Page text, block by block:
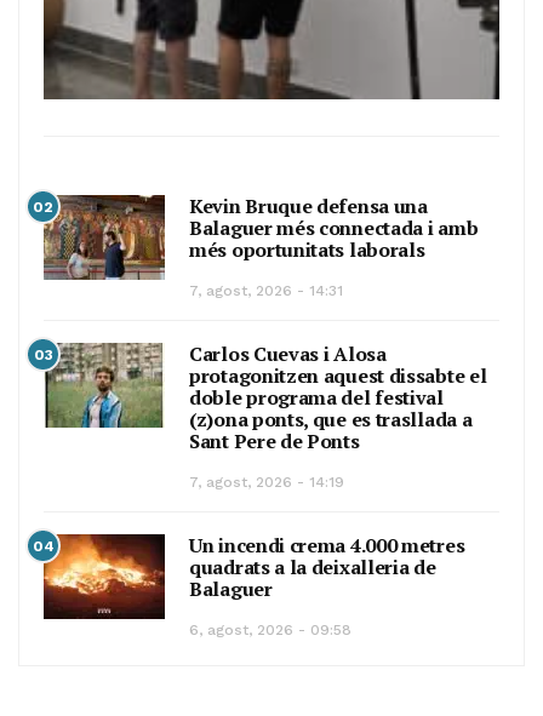
02
Kevin Bruque defensa una
Balaguer més connectada i amb
més oportunitats laborals
7, agost, 2026 - 14:31
03
Carlos Cuevas i Alosa
protagonitzen aquest dissabte el
doble programa del festival
(z)ona ponts, que es trasllada a
Sant Pere de Ponts
7, agost, 2026 - 14:19
04
Un incendi crema 4.000 metres
quadrats a la deixalleria de
Balaguer
6, agost, 2026 - 09:58